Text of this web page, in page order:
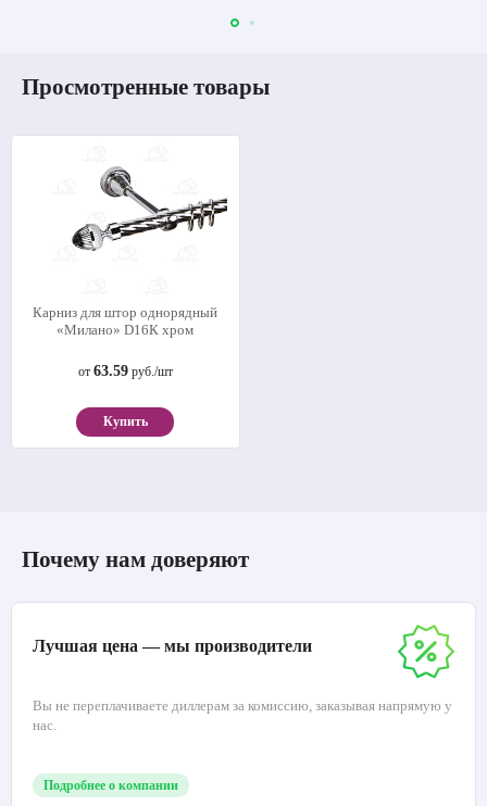
Просмотренные товары
Карниз для штор однорядный
«Милано» D16К хром
от 63.59руб./шт
Купить
Почему нам доверяют
Лучшая цена — мы производители
Вы не переплачиваете диллерам за комиссию, заказывая напрямую у
нас.
Подробнее о компании